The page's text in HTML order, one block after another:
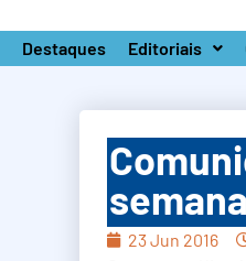
Destaques Editoriais
semana
23 Jun 2016